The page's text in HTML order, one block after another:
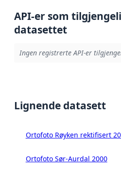
API-er som
datasettet
Ingen registrerte API-er
Lignende datasett
Ortofoto Røyken rektifisert
Ortofoto Sør-Aurdal 2000